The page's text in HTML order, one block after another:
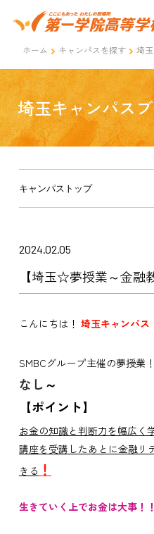
ホーム キャンパスを探す 埼
埼玉キャンパス
キャンパストップ
2024.02.05
【埼玉☆夢授業～金融
こんにちは！ 埼玉キャンパス
SMBCグループ主催の夢授業！
なし～
【ポイント】
お金の知識と判断力を幅広く
講座を受講したあとに金融リ
きる ！
生きていく上でお金は大事！